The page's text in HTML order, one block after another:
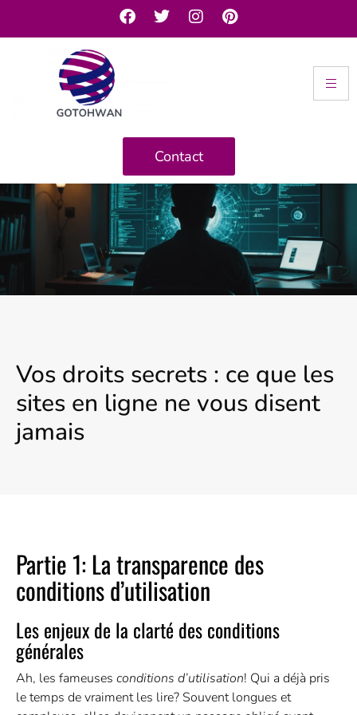
Contact
Vos droits secrets : ce que les
sites en ligne ne vous disent
jamais
Partie 1: La transparence des
conditions d’utilisation
Les enjeux de la clarté des conditions
générales
Ah, les fameuses conditions d’utilisation! Qui a déjà pris
le temps de vraiment les lire? Souvent longues et